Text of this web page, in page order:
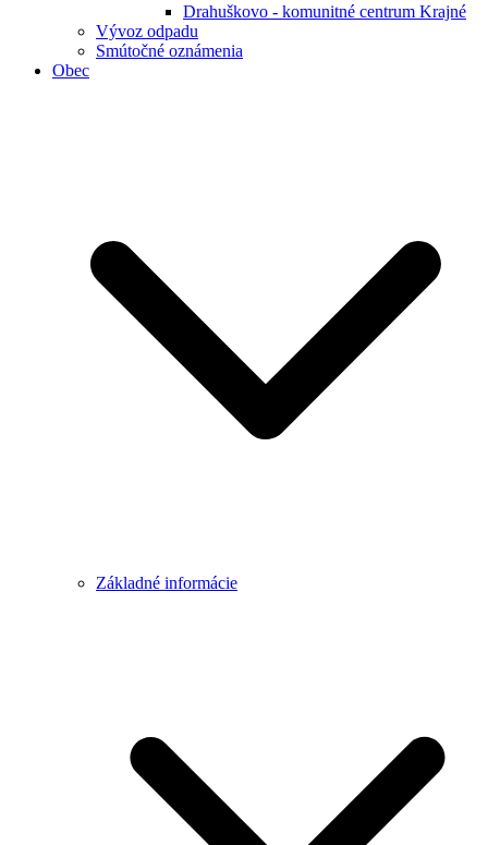
Drahuškovo - komunitné centrum Krajné
Vývoz odpadu
Smútočné oznámenia
Obec
Základné informácie